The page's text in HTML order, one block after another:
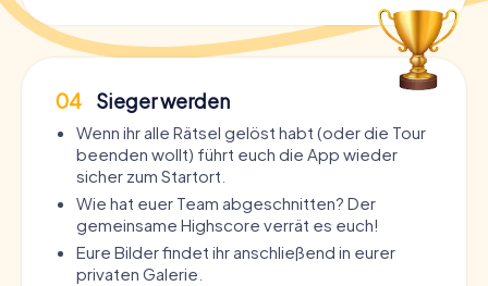
04 Sieger werden
Wenn ihr alle Rätsel gelöst habt (oder die Tour
beenden wollt) führt euch die App wieder
sicher zum Startort.
Wie hat euer Team abgeschnitten? Der
gemeinsame Highscore verrät es euch!
Eure Bilder findet ihr anschließend in eurer
privaten Galerie.